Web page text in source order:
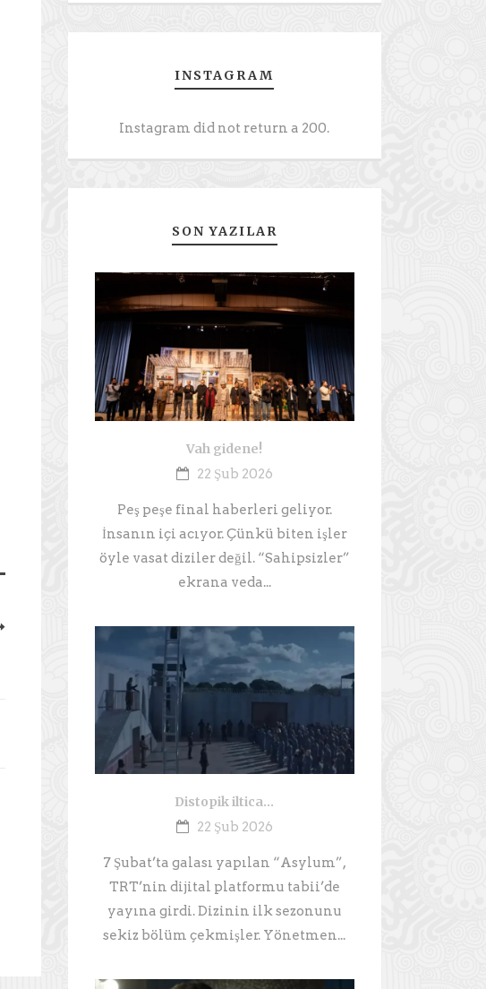
INSTAGRAM
Instagram did not return a 200.
SON YAZILAR
Vah gidene!
22 Şub 2026
Peş peşe final haberleri geliyor.
İnsanın içi acıyor. Çünkü biten işler
öyle vasat diziler değil. “Sahipsizler”
ekrana veda...
Distopik iltica…
22 Şub 2026
7 Şubat’ta galası yapılan “Asylum”,
TRT’nin dijital platformu tabii’de
yayına girdi. Dizinin ilk sezonunu
sekiz bölüm çekmişler. Yönetmen...